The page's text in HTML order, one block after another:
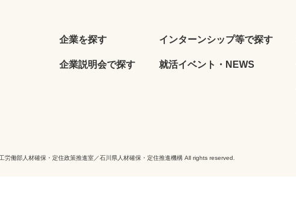
企業を探す
企業説明会で探す
インターンシップ等で探す
就活イベント・NEWS
労働部人材確保・定住政策推進室／石川県人材確保・定住推進機構 All rights reserved.